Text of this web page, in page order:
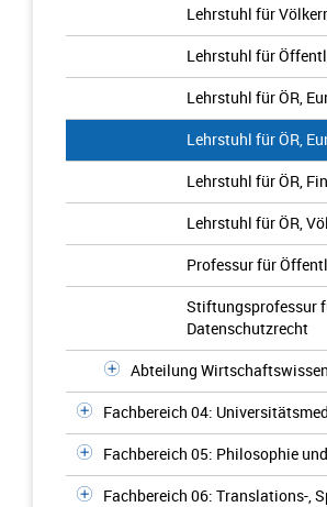
Lehrstuhl für
Lehrstuhl für
Lehrstuhl für ÖR,
Lehrstuhl für ÖR,
Lehrstuhl für ÖR,
Lehrstuhl für ÖR,
Professur für
Stiftungsprofessur
Datenschutzrecht
Abteilung
Fachbereich 04:
Fachbereich 05: Philosophie
Fachbereich 06: Translations-,